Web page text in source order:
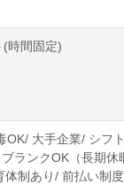
(時間固定)
OK/ 大手企業/ シフ
ランクOK（長期休
制あり/ 前払い制